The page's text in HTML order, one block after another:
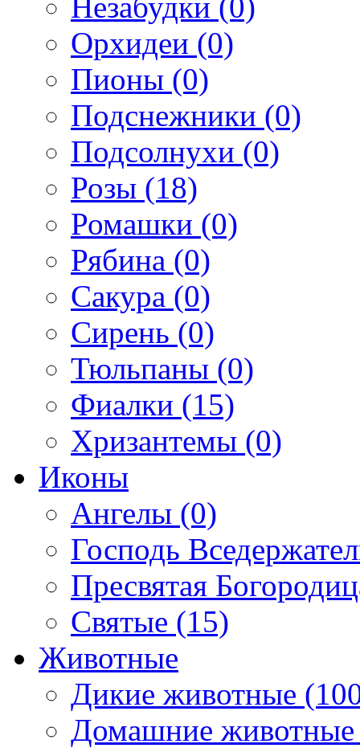
Орхидеи (0)
Пионы (0)
Подснежники (0)
Подсолнухи (0)
Розы (18)
Ромашки (0)
Рябина (0)
Сакура (0)
Сирень (0)
Тюльпаны (0)
Фиалки (15)
Хризантемы (0)
Иконы
Ангелы (0)
Господь
Пресвятая
Святые (15)
Животные
Дикие животные
Домашние